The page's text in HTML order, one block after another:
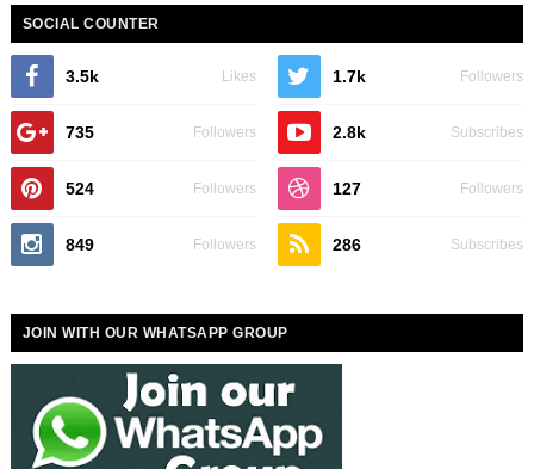
SOCIAL COUNTER
3.5k Likes 1.7k Followers
735 Followers 2.8k Subscribes
524 Followers 127 Followers
849 Followers 286 Subscribes
JOIN WITH OUR WHATSAPP GROUP